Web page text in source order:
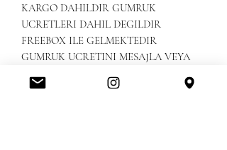
KARGO DAHILDIR GUMRUK
UCRETLERI DAHIL DEGILDIR
FREEBOX ILE GELMEKTEDIR
GUMRUK UCRETINI MESAJLA VEYA
PESIN ODEYEBILRISINIZ